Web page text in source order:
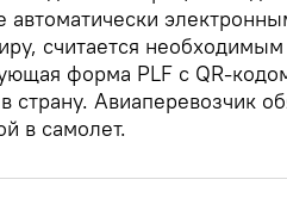
автоматически
считается
форма PLF с QR-
страну. Авиаперевозчик
в самолет.